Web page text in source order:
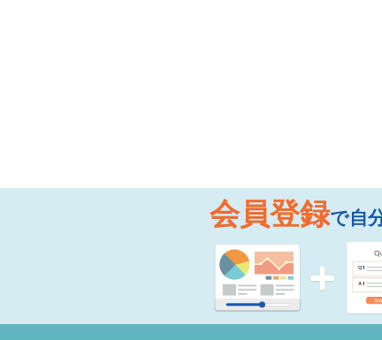
会員登録で自